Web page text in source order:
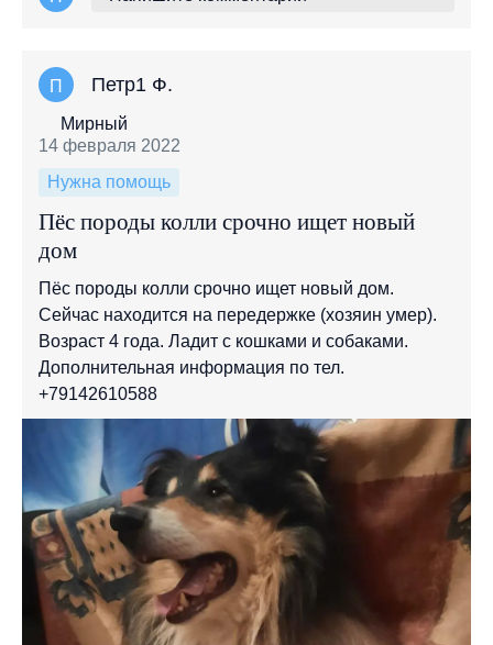
П Петр1 Ф.
Мирный
14 февраля 2022
Нужна помощь
Пёс породы колли срочно ищет новый
дом
Пёс породы колли срочно ищет новый дом.
Сейчас находится на передержке (хозяин умер).
Возраст 4 года. Ладит с кошками и собаками.
Дополнительная информация по тел.
+79142610588